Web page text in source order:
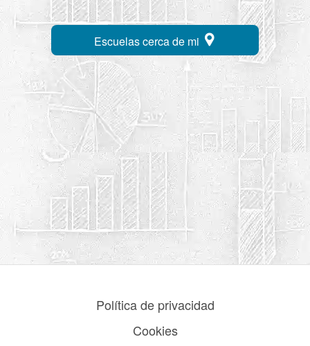
Escuelas cerca de mi
Política de privacidad
Cookies